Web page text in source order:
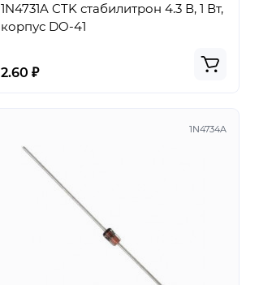
1N4731A CTK стабилитрон 4.3 В, 1 Вт,
корпус DO-41
2.60 ₽
1N4734A